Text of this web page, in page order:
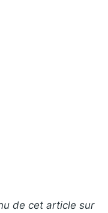
de cet article sur